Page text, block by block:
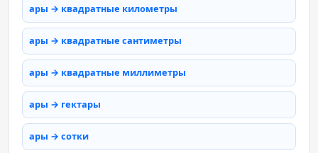
ары → квадратные километры
ары → квадратные сантиметры
ары → квадратные миллиметры
ары → гектары
ары → сотки